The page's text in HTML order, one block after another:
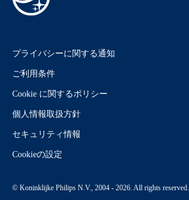
プライバシーに関する通知
ご利用条件
Cookie に関するポリシー
個人情報取扱方針
セキュリティ情報
Cookieの設定
© Koninklijke Philips N.V., 2004 - 2026. All rights reserved.